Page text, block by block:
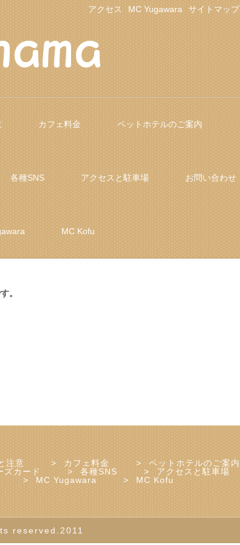
アクセス MC Yugawara サイトマップ
カフェ料金 ペットホテルのご案内
各種SNS アクセスと駐車場 お問い合わせ
MC Kofu
。
注意 カフェ料金
ペットホテルのご案内
ズカード 各種SNS
アクセスと駐車場
MC Yugawara MC Kofu
reserved.2011